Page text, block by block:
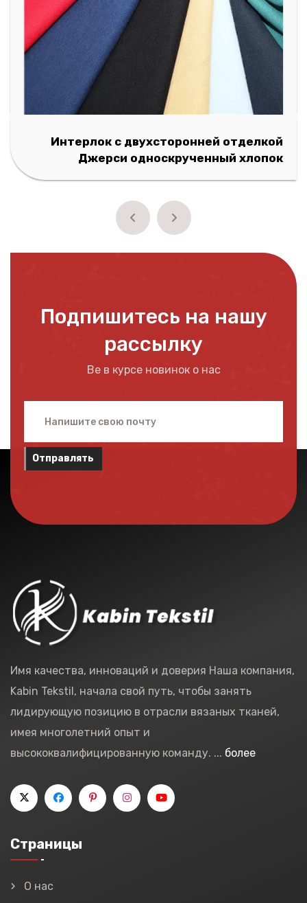
Интерлок Джерси Широкая Ширина
Подпишитесь на нашу
рассылку
Be в курсе новинок о нас
Отправлять
Имя качества, инноваций и доверия Наша компания,
Kabin Tekstil, начала свой путь, чтобы занять
лидирующую позицию в отрасли вязаных тканей,
имея многолетний опыт и
высококвалифицированную команду. ... более
Страницы
О нас